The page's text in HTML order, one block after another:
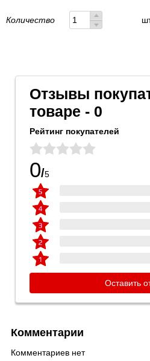
Количество
Отзывы
товаре - 0
Рейтинг покупателей
0/5
Оставить
Комментарии
Комментариев нет